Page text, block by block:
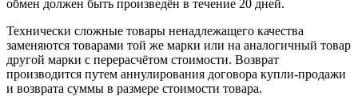
обмен должен быть произведён в течение 20 дней.
Технически сложные товары ненадлежащего качества
заменяются товарами той же марки или на аналогичный товар
другой марки с перерасчётом стоимости. Возврат
производится путем аннулирования договора купли-продажи
и возврата суммы в размере стоимости товара.